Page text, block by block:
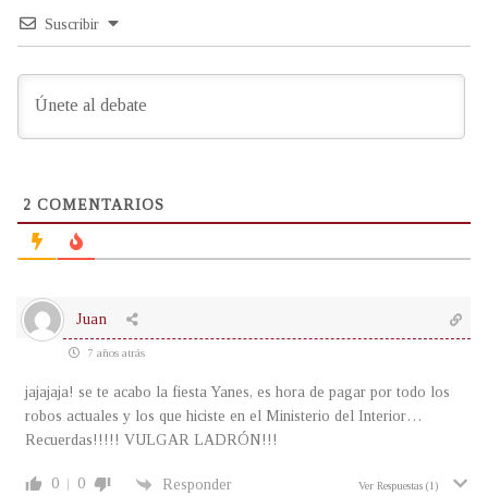
Suscribir
2 COMENTARIOS
Juan
7 años atrás
jajajaja! se te acabo la fiesta Yanes, es hora de pagar por todo los
robos actuales y los que hiciste en el Ministerio del Interior…
Recuerdas!!!!! VULGAR LADRÓN!!!
0 0 Responder Ver Respuestas (1)